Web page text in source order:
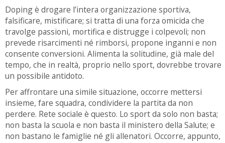
Doping è drogare l’intera organizzazione sportiva,
falsificare, mistificare; si tratta di una forza omicida che
travolge passioni, mortifica e distrugge i colpevoli; non
prevede risarcimenti né rimborsi, propone inganni e non
consente conversioni. Alimenta la solitudine, già male del
tempo, che in realtà, proprio nello sport, dovrebbe trovare
un possibile antidoto.
Per affrontare una simile situazione, occorre mettersi
insieme, fare squadra, condividere la partita da non
perdere. Rete sociale è questo. Lo sport da solo non basta;
non basta la scuola e non basta il ministero della Salute; e
non bastano le famiglie né gli allenatori. Occorre, appunto,